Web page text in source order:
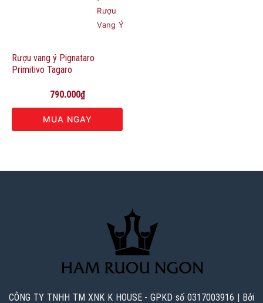
Rượu
Vang Ý
Rượu vang ý Pignataro
Primitivo Tagaro
790.000₫
MUA NGAY
CÔNG TY TNHH TM XNK K HOUSE - GPKD số 0317003916 | Bởi